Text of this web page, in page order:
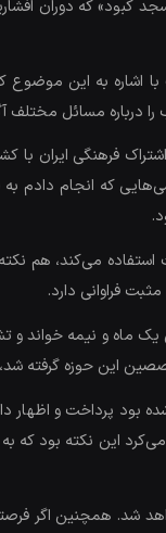
کبود» که دوران
مستند 7 قسمتی
را درباره
فرهنگی ایران با
که انجام دادم
می‌کند، هم
فراوانی دارد.
یک ماه و نیمه
این حوزه گرفته
بود پرداخت و اظهار
این نکته بود
شد. همچنین اگر